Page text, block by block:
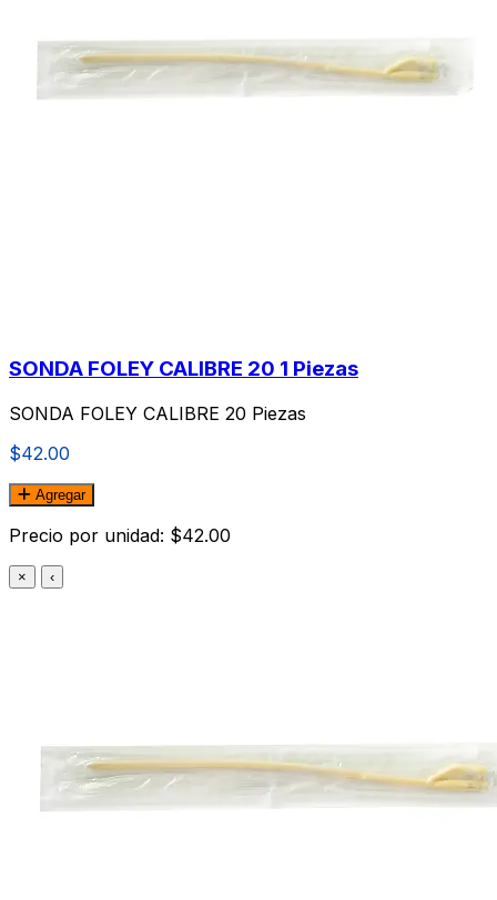
SONDA FOLEY CALIBRE 20 1 Piezas
SONDA FOLEY CALIBRE 20 Piezas
$42.00
Agregar
Precio por unidad: $42.00
× ‹